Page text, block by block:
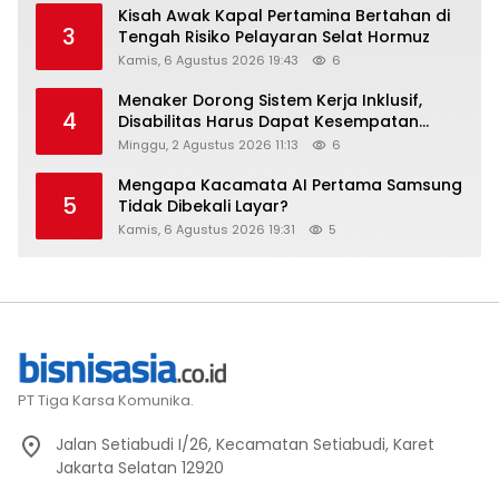
3
Kisah Awak Kapal Pertamina Bertahan di
Tengah Risiko Pelayaran Selat Hormuz
Kamis, 6 Agustus 2026 19:43 6
4
Menaker Dorong Sistem Kerja Inklusif,
Disabilitas Harus Dapat Kesempatan
Setara
Minggu, 2 Agustus 2026 11:13 6
5
Mengapa Kacamata AI Pertama Samsung
Tidak Dibekali Layar?
Kamis, 6 Agustus 2026 19:31 5
PT Tiga Karsa Komunika.
Jalan Setiabudi I/26, Kecamatan Setiabudi, Karet
Jakarta Selatan 12920